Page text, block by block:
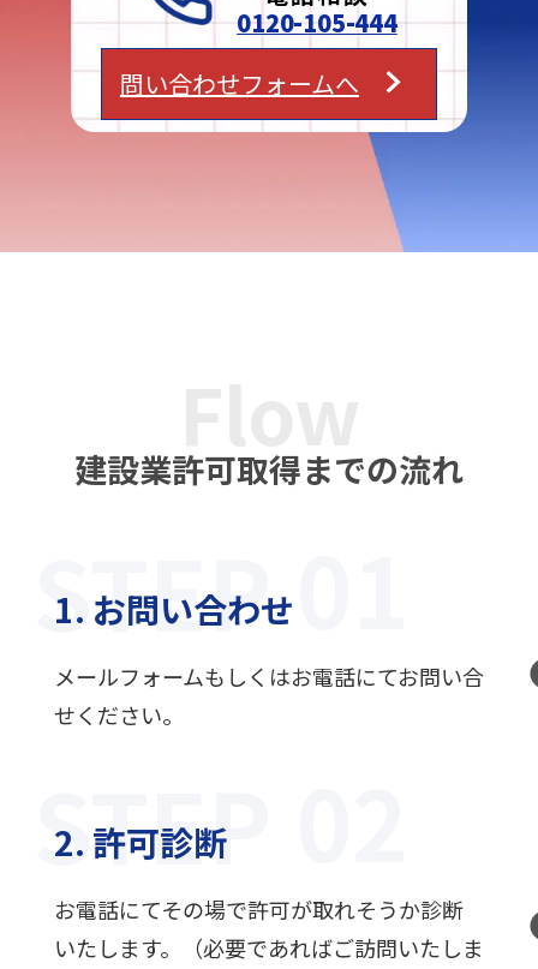
0120-105-444
問い合わせフォームへ
建設業許可取得までの流れ
STEP
1. お問い合わせ
メールフォームもしくはお電話にてお問い合
せください。
STEP
2. 許可診断
お電話にてその場で許可が取れそうか診断
いたします。（必要であればご訪問いたしま